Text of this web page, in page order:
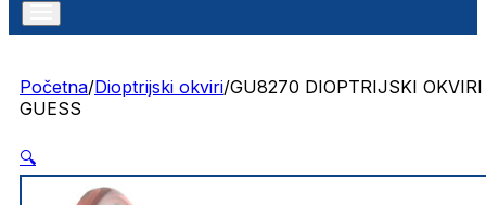
Početna/Dioptrijski okviri/GU8270 DIOPTRIJSKI OKVIRI
GUESS
🔍